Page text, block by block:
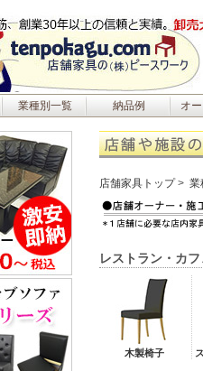
業種別一覧 納品例 オ
店舗家具トップ 業
レストラン・カ
木製椅子